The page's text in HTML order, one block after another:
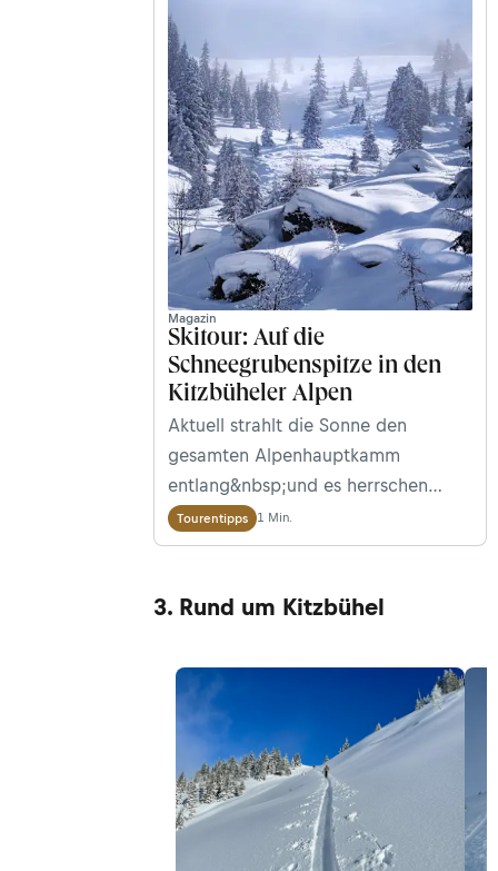
Magazin
Skitour: Auf die
Schneegrubenspitze in den
Kitzbüheler Alpen
Aktuell strahlt die Sonne den
gesamten Alpenhauptkamm
entlang&nbsp;und es herrschen
günstige Skitourenbedingungen.
Wir&nbsp;stellen euch eine
Alpen vor: Auf die
„Skitourental“ Kelchsau in Tirol.
Tourentipps 1 Min.
3. Rund um Kitzbühel